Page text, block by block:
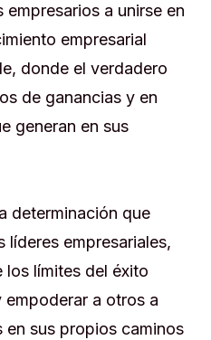
a unirse en
empresarial
donde el verdadero
de ganancias y en
generan en sus
determinación que
líderes empresariales,
límites del éxito
empoderar a otros a
en sus propios caminos